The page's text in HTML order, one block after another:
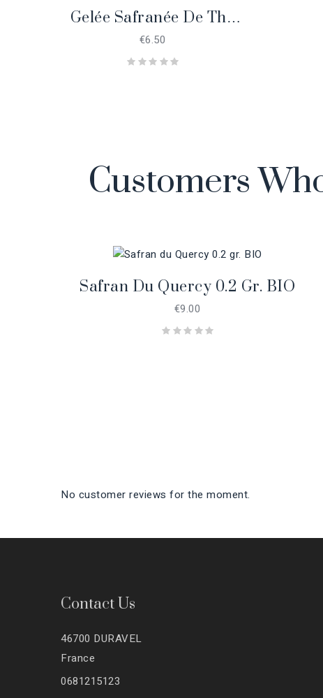
Gelée Safranée De Thé
Noir, 230 Gr.
€6.50
Customers
Safran Du Quercy 0.2 Gr. BIO
€9.00
No customer reviews for the moment.
Contact Us
46700 DURAVEL
France
0681215123